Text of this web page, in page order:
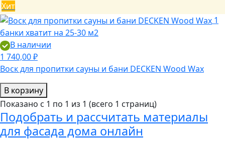
Хит
1
банки хватит на 25-30 м2
В наличии
1 740,00 ₽
Воск для пропитки сауны и бани DECKEN Wood Wax
В корзину
Показано с 1 по 1 из 1 (всего 1 страниц)
Подобрать и рассчитать материалы
для фасада дома онлайн